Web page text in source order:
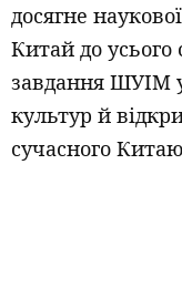
досягне
Китай до усього
завдання ШУІМ у
культур й
сучасного